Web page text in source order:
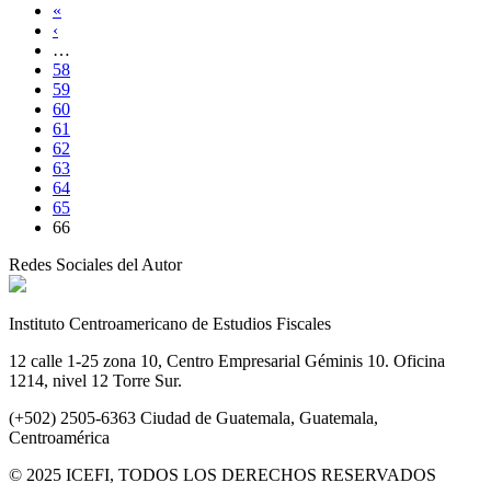
«
‹
…
58
59
60
61
62
63
64
65
66
Redes Sociales del Autor
Instituto Centroamericano de Estudios Fiscales
12 calle 1-25 zona 10, Centro Empresarial Géminis 10. Oficina
1214, nivel 12 Torre Sur.
(+502) 2505-6363 Ciudad de Guatemala, Guatemala,
Centroamérica
© 2025 ICEFI, TODOS LOS DERECHOS RESERVADOS